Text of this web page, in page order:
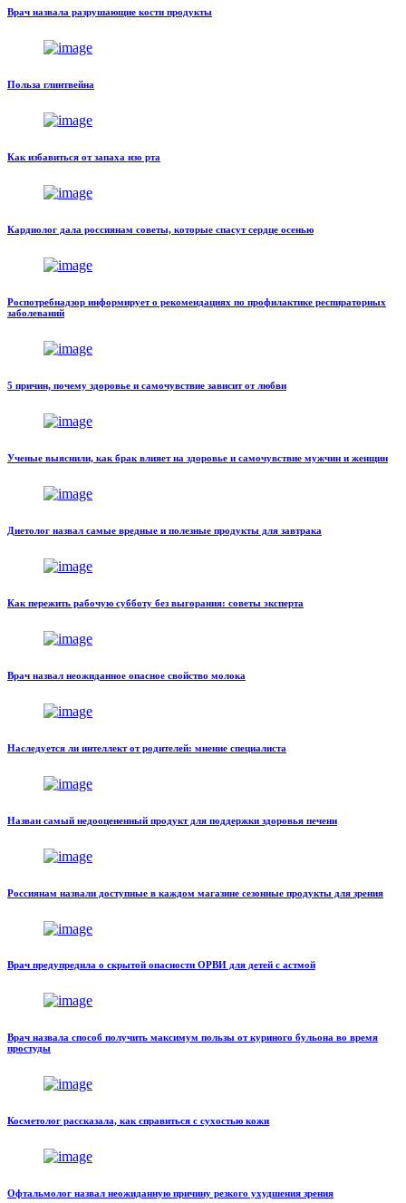
Врач назвала разрушающие кости продукты
Польза глинтвейна
Как избавиться от запаха изо рта
Кардиолог дала россиянам советы, которые спасут сердце осенью
Роспотребнадзор информирует о рекомендациях по профилактике респираторных
заболеваний
5 причин, почему здоровье и самочувствие зависит от любви
Ученые выяснили, как брак влияет на здоровье и самочувствие мужчин и женщин
Диетолог назвал самые вредные и полезные продукты для завтрака
Как пережить рабочую субботу без выгорания: советы эксперта
Врач назвал неожиданное опасное свойство молока
Наследуется ли интеллект от родителей: мнение специалиста
Назван самый недооцененный продукт для поддержки здоровья печени
Россиянам назвали доступные в каждом магазине сезонные продукты для зрения
Врач предупредила о скрытой опасности ОРВИ для детей с астмой
Врач назвала способ получить максимум пользы от куриного бульона во время
простуды
Косметолог рассказала, как справиться с сухостью кожи
Офтальмолог назвал неожиданную причину резкого ухудшения зрения